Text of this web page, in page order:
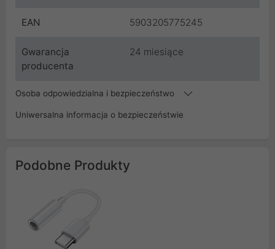
EAN 5903205775245
Gwarancja
producenta
24 miesiące
Osoba odpowiedzialna i bezpieczeństwo
Uniwersalna informacja o bezpieczeństwie
Podobne Produkty